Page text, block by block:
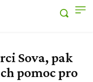
Sova, pak
pomoc pro